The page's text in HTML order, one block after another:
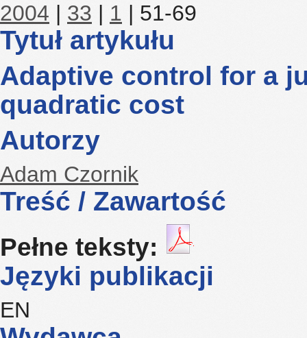
2004 | 33 | 1 | 51-69
Tytuł artykułu
Adaptive control for a
quadratic cost
Autorzy
Adam Czornik
Treść / Zawartość
Pełne teksty:
Języki publikacji
EN